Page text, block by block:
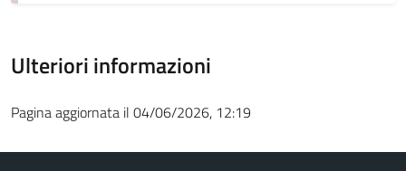
Ulteriori informazioni
Pagina aggiornata il 04/06/2026, 12:19